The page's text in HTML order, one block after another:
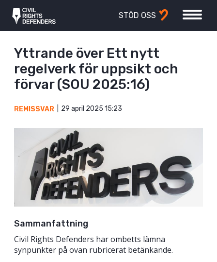
STÖD OSS
Yttrande över Ett nytt
regelverk för uppsikt och
förvar (SOU 2025:16)
REMISSVAR 29 april 2025 15:23
Sammanfattning
Civil Rights Defenders har ombetts lämna
synpunkter på ovan rubricerat betänkande.